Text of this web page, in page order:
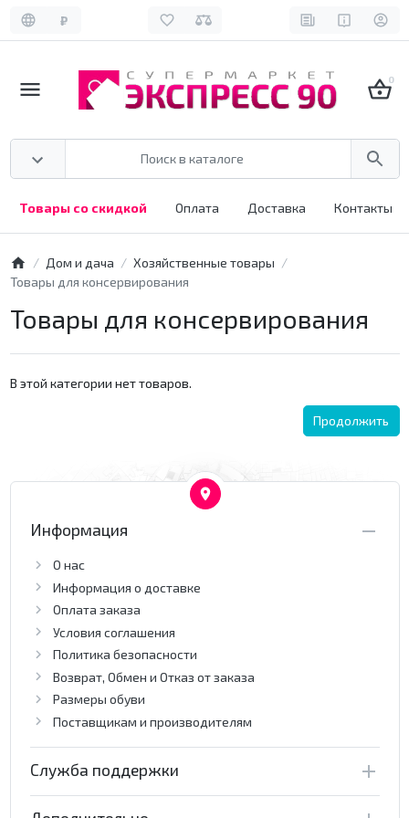
₽
0
Товары со скидкой Оплата Доставка Контакты
Дом и дача
Хозяйственные товары
Товары для консервирования
Товары для консервирования
В этой категории нет товаров.
Продолжить
Информация
О нас
Информация о доставке
Оплата заказа
Условия соглашения
Политика безопасности
Возврат, Обмен и Отказ от заказа
Размеры обуви
Поставщикам и производителям
Служба поддержки